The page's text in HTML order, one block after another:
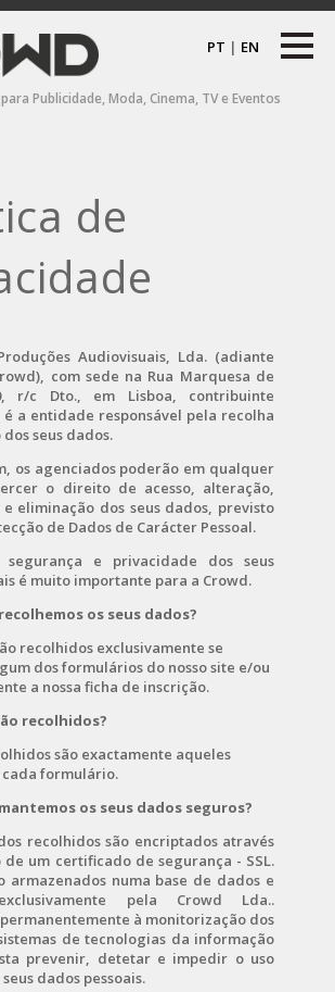
PT | EN
Publicidade, Moda, Cinema, TV e Eventos
de
Audiovisuais, Lda. (adiante
com sede na Rua Marquesa de
r/c Dto., em Lisboa, contribuinte
é a entidade responsável pela recolha
seus dados.
os agenciados poderão em qualquer
o direito de acesso, alteração,
eliminação dos seus dados, previsto
de Dados de Carácter Pessoal.
segurança e privacidade dos seus
é muito importante para a Crowd.
os seus dados?
recolhidos exclusivamente se
dos formulários do nosso site e/ou
a nossa ficha de inscrição.
recolhidos?
são exactamente aqueles
formulário.
os seus dados seguros?
recolhidos são encriptados através
um certificado de segurança - SSL.
armazenados numa base de dados e
pela Crowd Lda..
à monitorização dos
de tecnologias da informação
prevenir, detetar e impedir o uso
dados pessoais.